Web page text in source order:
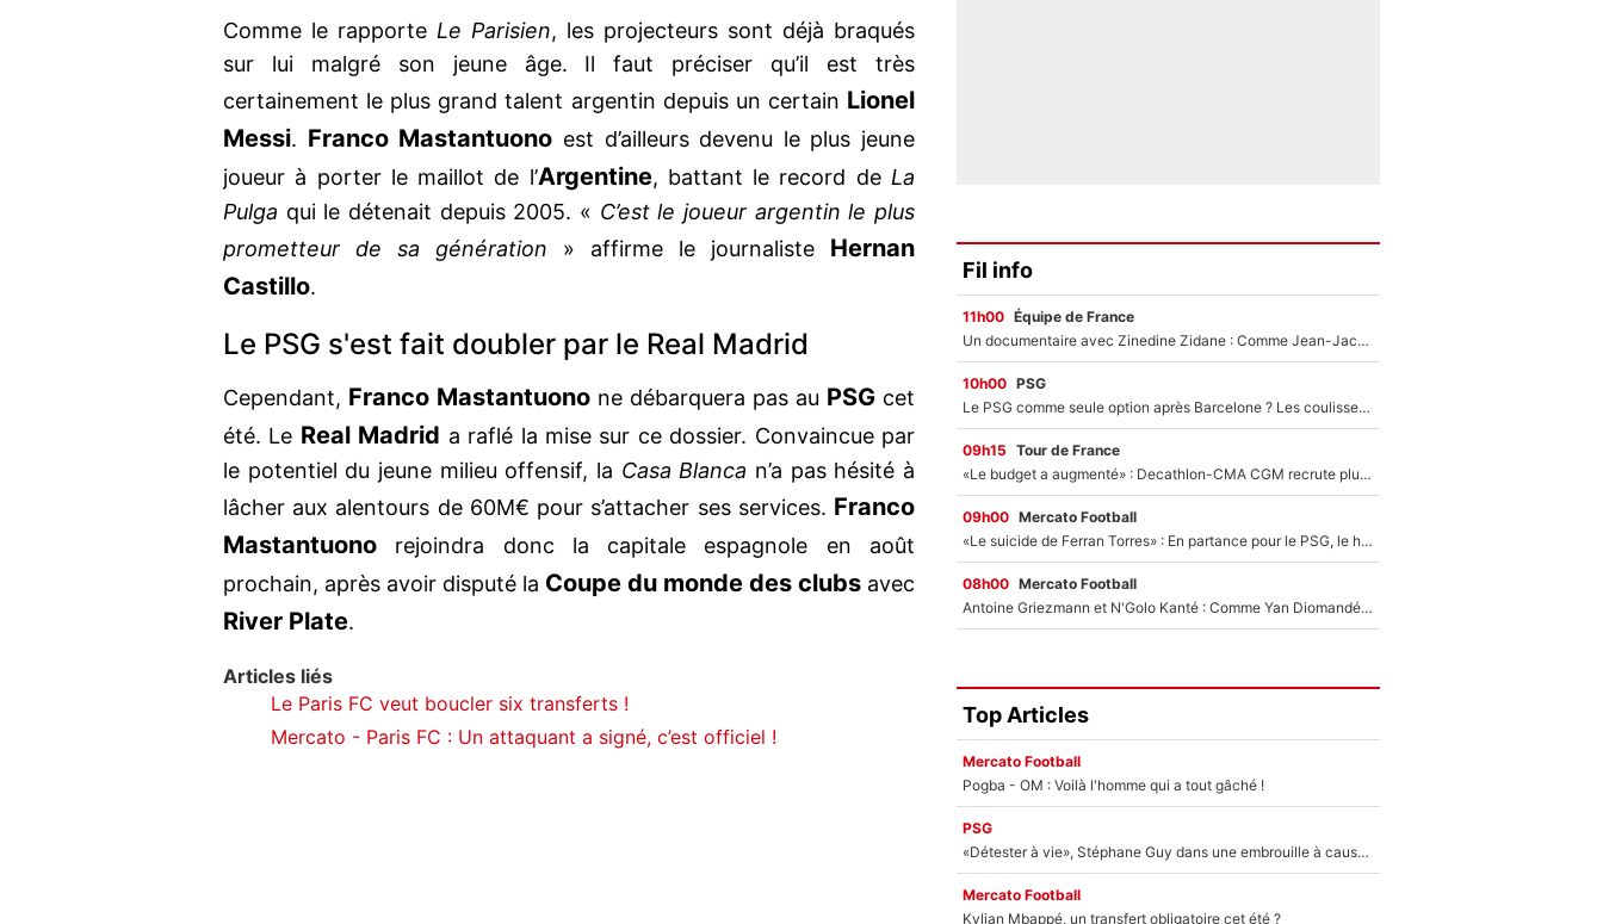
Comme le rapporte Le Parisien, les projecteurs sont déjà braqués
sur lui malgré son jeune âge. Il faut préciser qu’il est très
certainement le plus grand talent argentin depuis un certain Lionel
Messi. Franco Mastantuono est d’ailleurs devenu le plus jeune
joueur à porter le maillot de l’Argentine, battant le record deLa
Pulga qui le détenait depuis 2005. « C’est le joueur argentin le plus
prometteur de sa génération » affirme le journaliste Hernan
Castillo.
Le PSG s'est fait doubler par le Real Madrid
Cependant, Franco Mastantuono ne débarquera pas au PSG cet
été. Le Real Madrid a raflé la mise sur ce dossier. Convaincue par
le potentiel du jeune milieu offensif, la Casa Blanca n’a pas hésité à
lâcher aux alentours de 60M€ pour s’attacher ses services. Franco
Mastantuono rejoindra donc la capitale espagnole en août
prochain, après avoir disputé la Coupe du monde des clubs avec
River Plate.
Articles liés
Le Paris FC veut boucler six transferts !
Mercato - Paris FC : Un attaquant a signé, c’est officiel !
Fil info
11h00 Équipe de France
Un documentaire avec Zinedine Zidane : Comme Jean-Jacques Goldman et Mylène Farmer, le nouveau sélectionneur de l'équipe de France a recalé une journaliste très connue
10h00 PSG
Le PSG comme seule option après Barcelone ? Les coulisses de la signature historique de Lionel Messi sont révélées au grand jour !
09h15 Tour de France
«Le budget a augmenté» : Decathlon-CMA CGM recrute plusieurs coureurs pour offrir à Paul Seixas une équipe pour gagner le Tour de France 2027
09h00 Mercato Football
«Le suicide de Ferran Torres» : En partance pour le PSG, le héros de la finale de la Coupe du monde s'attire les foudres de la presse espagnole !
08h00 Mercato Football
Antoine Griezmann et N'Golo Kanté : Comme Yan Diomandé, les deux champions du monde ont refusé de signer au PSG !
Top Articles
Mercato Football
Pogba - OM : Voilà l'homme qui a tout gâché !
PSG
«Détester à vie», Stéphane Guy dans une embrouille à cause du PSG !
Mercato Football
Kylian Mbappé, un transfert obligatoire cet été ?